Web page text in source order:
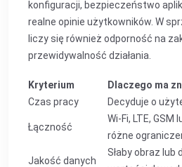
konfiguracji, bezpieczeństwo
realne opinie użytkowników. W
liczy się również odporność na
przewidywalność działania.
Kryterium
Dlaczego ma
Czas pracy
Decyduje o
Łączność
Wi‑Fi, LTE,
różne
Jakość danych
Słaby obraz